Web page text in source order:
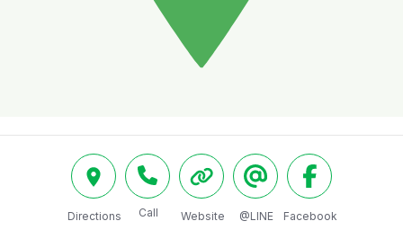
Directions Call Website @LINE Facebook